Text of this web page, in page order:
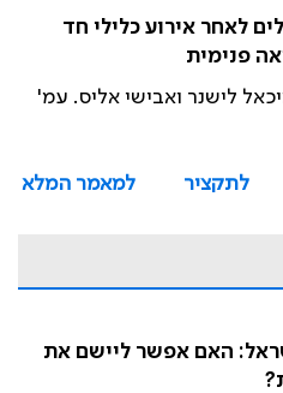
לאחר אירוע כלילי חד
פנימית
לישנר ואבישי אליס. עמ'
לתקציר
למאמר המלא
האם אפשר ליישם את